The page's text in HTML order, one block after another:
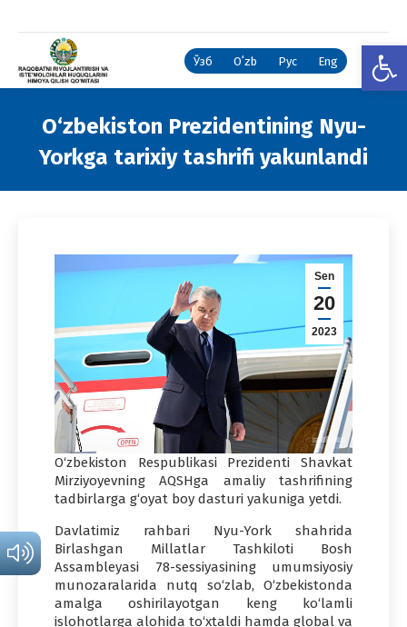
Ўзб Oʻzb Рус Eng
O‘zbekiston Prezidentining Nyu-
Yorkga tarixiy tashrifi yakunlandi
Sen
20
2023
O‘zbekiston Respublikasi Prezidenti Shavkat
Mirziyoyevning AQSHga amaliy tashrifining
tadbirlarga g‘oyat boy dasturi yakuniga yetdi.
Davlatimiz rahbari Nyu-York shahrida
Birlashgan Millatlar Tashkiloti Bosh
Assambleyasi 78-sessiyasining umumsiyosiy
munozaralarida nutq so‘zlab, O‘zbekistonda
amalga oshirilayotgan keng ko‘lamli
islohotlarga alohida to‘xtaldi hamda global va